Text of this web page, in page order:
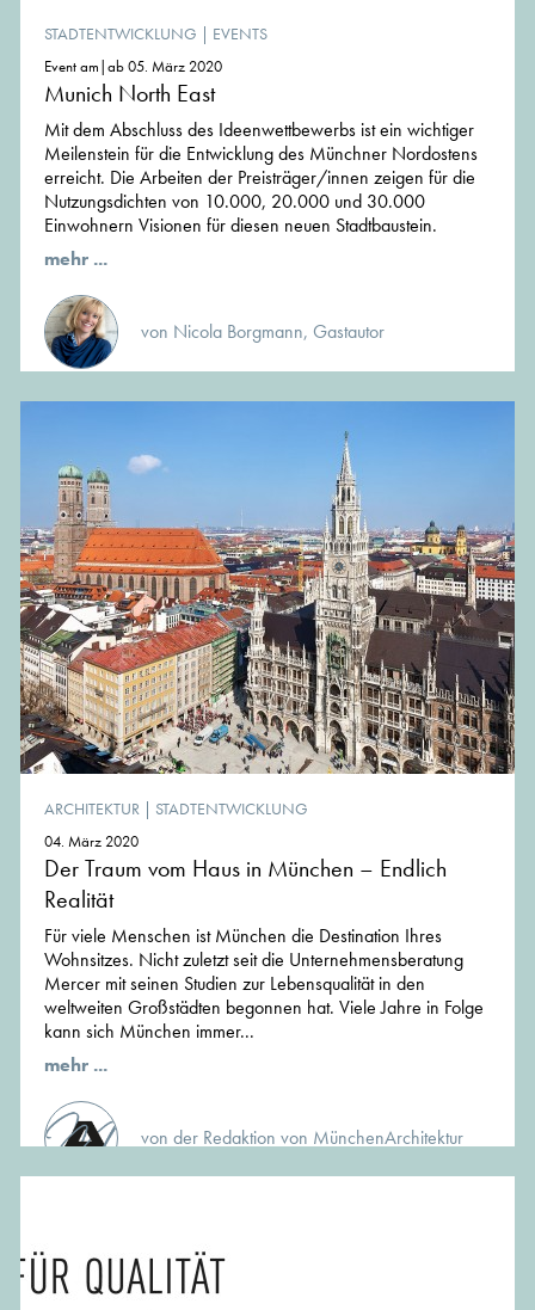
STADTENTWICKLUNG | EVENTS
Event am|ab 05. März 2020
Munich North East
Mit dem Abschluss des Ideenwettbewerbs ist ein wichtiger
Meilenstein für die Entwicklung des Münchner Nordostens
erreicht. Die Arbeiten der Preisträger/innen zeigen für die
Nutzungsdichten von 10.000, 20.000 und 30.000
Einwohnern Visionen für diesen neuen Stadtbaustein.
mehr ...
von Nicola Borgmann, Gastautor
ARCHITEKTUR | STADTENTWICKLUNG
04. März 2020
Der Traum vom Haus in München – Endlich
Realität
Für viele Menschen ist München die Destination Ihres
Wohnsitzes. Nicht zuletzt seit die Unternehmensberatung
Mercer mit seinen Studien zur Lebensqualität in den
weltweiten Großstädten begonnen hat. Viele Jahre in Folge
kann sich München immer...
mehr ...
von der Redaktion von MünchenArchitektur